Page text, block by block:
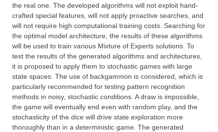
the real one. The developed algorithms will not exploit hand-
crafted special features, will not apply proactive searches, and
will not require high computational training costs. Searching for
the optimal model architecture, the results of these algorithms
will be used to train various Mixture of Experts solutions. To
test the results of the generated algorithms and architectures,
it is proposed to apply them to stochastic games with large
state spaces. The use of backgammon is considered, which is
particularly recommended for testing pattern recognition
methods in noisy, stochastic conditions. A draw is impossible,
the game will eventually end even with random play, and the
stochasticity of the dice will drive state exploration more
thoroughly than in a deterministic game. The generated